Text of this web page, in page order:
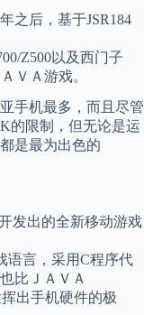
之后，基于JSR184
Z500以及西门子
ＶＡ游戏。
手机最多，而且尽管
的限制，但无论是运
是最为出色的
发出的全新移动游戏
语言，采用C程序代
比ＪＡＶＡ
出手机硬件的极